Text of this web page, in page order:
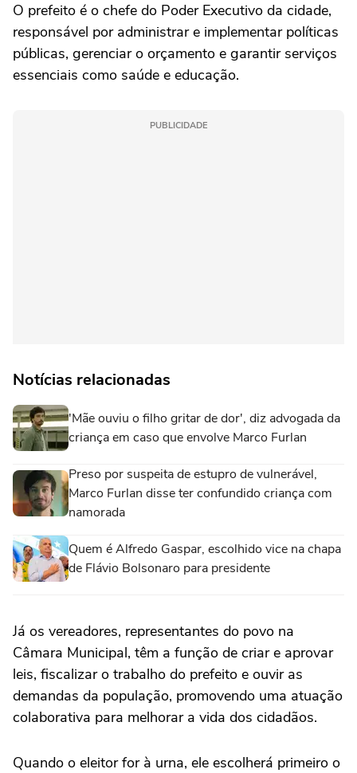
O prefeito é o chefe do Poder Executivo da cidade,
responsável por administrar e implementar políticas
públicas, gerenciar o orçamento e garantir serviços
essenciais como saúde e educação.
PUBLICIDADE
Notícias relacionadas
'Mãe ouviu o filho gritar de dor', diz advogada da
criança em caso que envolve Marco Furlan
Preso por suspeita de estupro de vulnerável,
Marco Furlan disse ter confundido criança com
namorada
Quem é Alfredo Gaspar, escolhido vice na chapa
de Flávio Bolsonaro para presidente
Já os vereadores, representantes do povo na
Câmara Municipal, têm a função de criar e aprovar
leis, fiscalizar o trabalho do prefeito e ouvir as
demandas da população, promovendo uma atuação
colaborativa para melhorar a vida dos cidadãos.
Quando o eleitor for à urna, ele escolherá primeiro o